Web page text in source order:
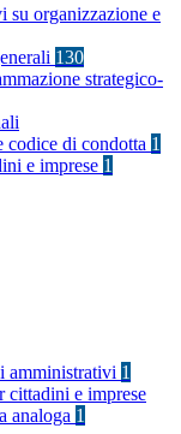
su organizzazione e
130
strategico-
codice di condotta 1
e imprese 1
amministrativi 1
cittadini e imprese
analoga 1